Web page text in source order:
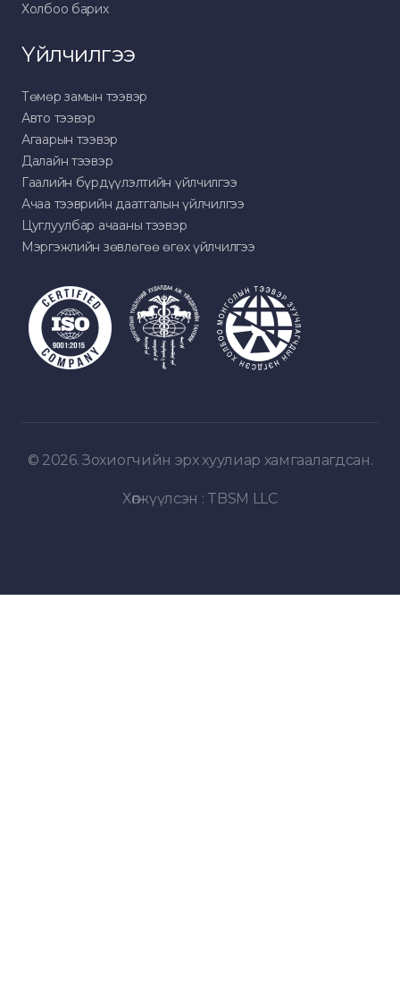
Холбоо барих
Үйлчилгээ
Төмөр замын тээвэр
Авто тээвэр
Агаарын тээвэр
Далайн тээвэр
Гаалийн бүрдүүлэлтийн үйлчилгээ
Ачаа тээврийн даатгалын үйлчилгээ
Цуглуулбар ачааны тээвэр
Мэргэжлийн зөвлөгөө өгөх үйлчилгээ
© 2026. Зохиогчийн эрх хуулиар хамгаалагдсан.
Хөгжүүлсэн : TBSM LLC